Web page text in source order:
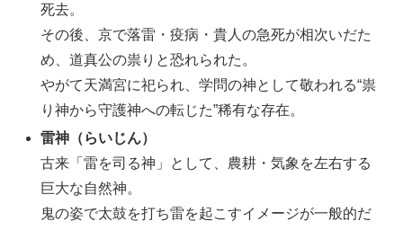
死去。
その後、京で落雷・疫病・貴人の急死が相次いだた
め、道真公の祟りと恐れられた。
やがて天満宮に祀られ、学問の神として敬われる“祟
り神から守護神への転じた”稀有な存在。
雷神（らいじん）
古来「雷を司る神」として、農耕・気象を左右する
巨大な自然神。
鬼の姿で太鼓を打ち雷を起こすイメージが一般的だ